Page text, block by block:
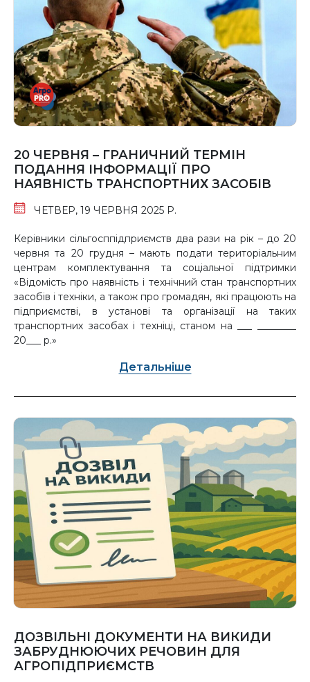
20 ЧЕРВНЯ – ГРАНИЧНИЙ ТЕРМІН
ПОДАННЯ ІНФОРМАЦІЇ ПРО
НАЯВНІСТЬ ТРАНСПОРТНИХ ЗАСОБІВ
ЧЕТВЕР, 19 ЧЕРВНЯ 2025 Р.
Керівники сільгосппідприємств два рази на рік – до 20
червня та 20 грудня – мають подати територіальним
центрам комплектування та соціальної підтримки
«Відомість про наявність і технічний стан транспортних
засобів і техніки, а також про громадян, які працюють на
підприємстві, в установі та організації на таких
транспортних засобах і техніці, станом на ___ ________
20___ р.»
Детальніше
ДОЗВІЛЬНІ ДОКУМЕНТИ НА ВИКИДИ
ЗАБРУДНЮЮЧИХ РЕЧОВИН ДЛЯ
АГРОПІДПРИЄМСТВ